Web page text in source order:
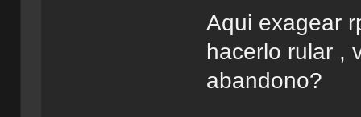
Aqui exagear
hacerlo rular ,
abandono?